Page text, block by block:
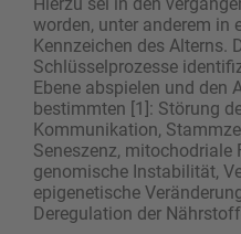
Hierzu sei in den
worden, unter anderem in
Kennzeichen des Alterns.
Schlüsselprozesse
Ebene abspielen und den
bestimmten [1]: Störung
Kommunikation,
Seneszenz, mitochodriale
genomische Instabilität,
epigenetische
Deregulation der